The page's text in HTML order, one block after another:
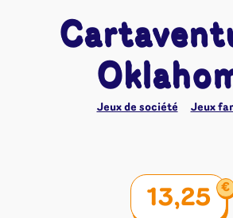
Jeux de société Jeux
13,25 €